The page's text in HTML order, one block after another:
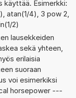
käyttää. Esimerkki:
atan(1/4), 3 pow 2,
2)
lausekkeiden
sekä yhteen,
erilaisia
suoraan
voi esimerkiksi
horsepower ---